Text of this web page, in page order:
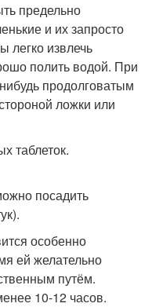
предельно
и их запросто
легко извлечь
полить водой. При
продолговатым
ложки или
посадить
особенно
ей желательно
путём.
10-12 часов.